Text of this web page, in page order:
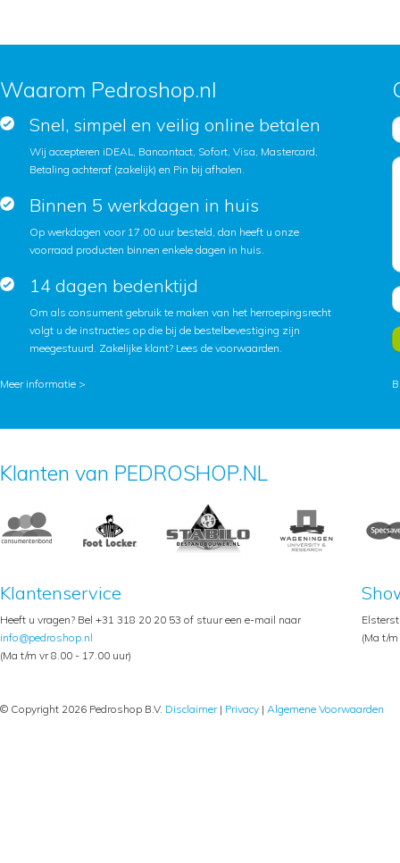
Waarom Pedroshop.nl
Snel, simpel en veilig online betalen
Wij accepteren iDEAL, Bancontact, Sofort, Visa, Mastercard,
Betaling achteraf (zakelijk) en Pin bij afhalen.
Binnen 5 werkdagen in huis
Op werkdagen voor 17.00 uur besteld, dan heeft u onze
voorraad producten binnen enkele dagen in huis.
14 dagen bedenktijd
Om als consument gebruik te maken van het herroepingsrecht
volgt u de instructies op die bij de bestelbevestiging zijn
meegestuurd. Zakelijke klant? Lees de voorwaarden.
Meer informatie >
Klanten van PEDROSHOP.NL
Klantenservice
Heeft u vragen? Bel +31 318 20 20 53 of stuur een e-mail naar
info@pedroshop.nl
(Ma t/m vr 8.00 - 17.00 uur)
(Ma t/
© Copyright 2026 Pedroshop B.V. Disclaimer| Privacy | Algemene Voorwaarden